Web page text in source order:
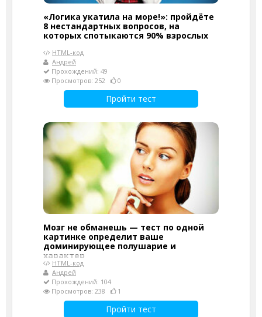
«Логика укатила на море!»: пройдёте
8 нестандартных вопросов, на
которых спотыкаются 90% взрослых
HTML-код
Андрей
Прохождений: 49
Просмотров: 252
0
Пройти тест
Мозг не обманешь — тест по одной
картинке определит ваше
доминирующее полушарие и
характер
HTML-код
Андрей
Прохождений: 104
Просмотров: 238
1
Пройти тест